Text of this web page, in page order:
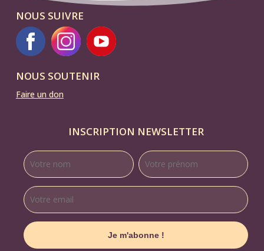
NOUS SUIVRE
NOUS SOUTENIR
Faire un don
INSCRIPTION NEWSLETTER